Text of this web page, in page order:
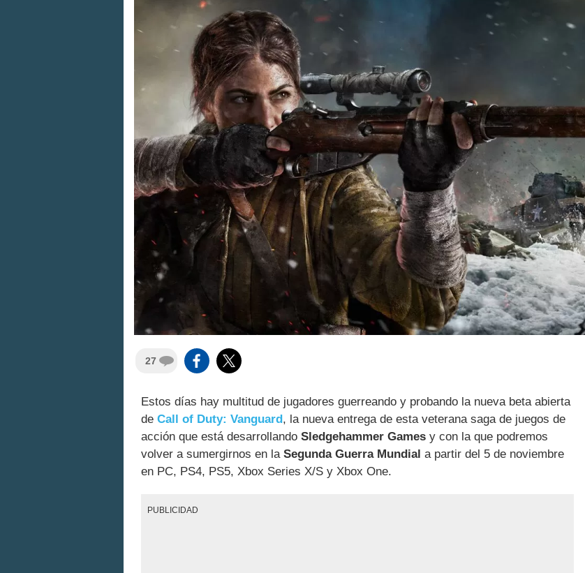
27
Estos días hay multitud de jugadores guerreando y probando la nueva beta abierta
de Call of Duty: Vanguard , la nueva entrega de esta veterana saga de juegos de
acción que está desarrollando Sledgehammer Games y con la que podremos
volver a sumergirnos en la Segunda Guerra Mundial a partir del 5 de noviembre
en PC, PS4, PS5, Xbox Series X/S y Xbox One.
PUBLICIDAD